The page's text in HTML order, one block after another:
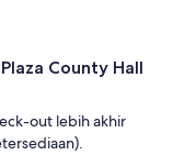
County Hall
out lebih akhir